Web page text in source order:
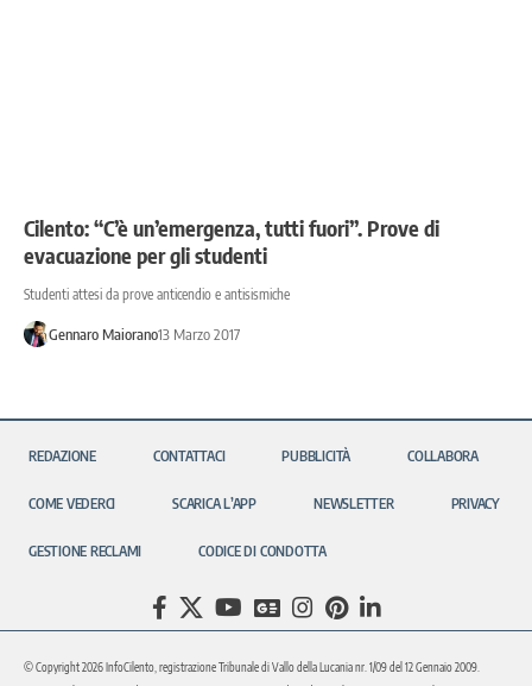
Cilento: “C’è un’emergenza, tutti fuori”. Prove di
evacuazione per gli studenti
Studenti attesi da prove anticendio e antisismiche
Gennaro Maiorano13 Marzo 2017
REDAZIONE CONTATTACI PUBBLICITÀ COLLABORA
COME VEDERCI SCARICA L’APP NEWSLETTER PRIVACY
GESTIONE RECLAMI CODICE DI CONDOTTA
© Copyright 2026 InfoCilento, registrazione Tribunale di Vallo della Lucania nr. 1/09 del 12 Gennaio 2009.